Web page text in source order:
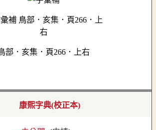
部．亥集．頁266．上右
康熙字典(校正本)